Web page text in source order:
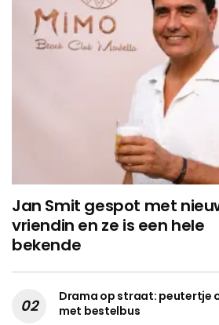
Jan Smit gespot met
vriendin en ze is een hele
bekende
Drama op straat: peutertje
met bestelbus